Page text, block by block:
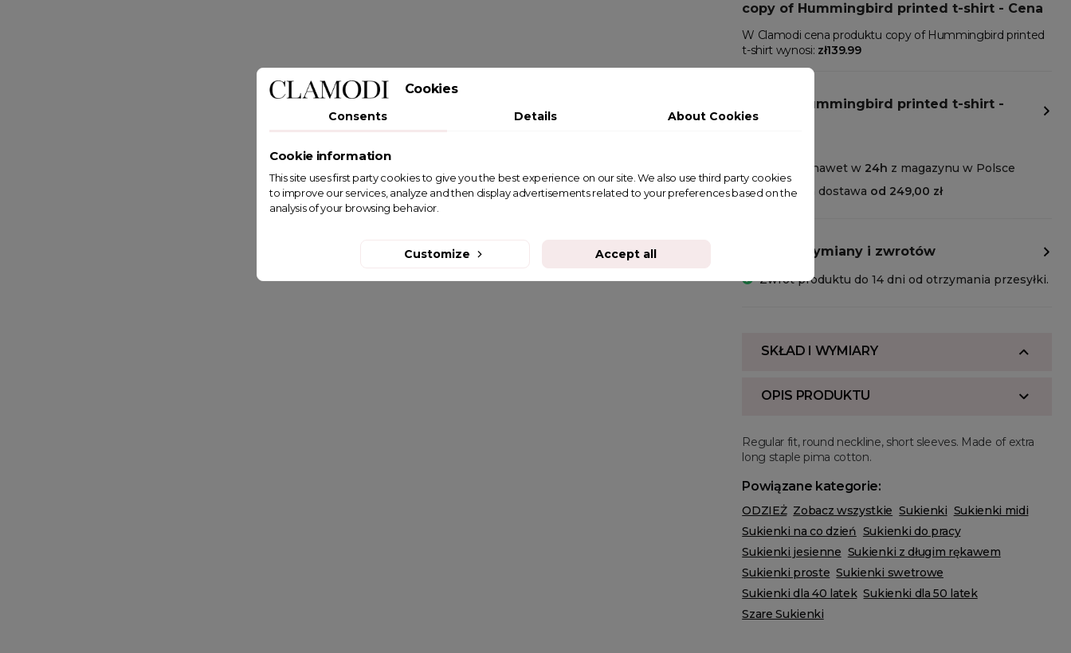
copy of Hummingbird printed t-shirt - Cena
W Clamodi cena produktu copy of Hummingbird printed
t-shirt wynosi: zł139.99
copy of Hummingbird printed t-shirt -
Dostawa
Wysyłka nawet w 24h z magazynu w Polsce
Darmowa dostawa od 249,00 zł
Polityka wymiany i zwrotów
Zwrot produktu do 14 dni od otrzymania przesyłki.
SKŁAD I WYMIARY
OPIS PRODUKTU
Regular fit, round neckline, short sleeves. Made of extra
long staple pima cotton.
Powiązane kategorie:
ODZIEŻ Zobacz wszystkie Sukienki Sukienki midi
Sukienki na co dzień Sukienki do pracy
Sukienki jesienne Sukienki z długim rękawem
Sukienki proste Sukienki swetrowe
Sukienki dla 40 latek Sukienki dla 50 latek
Szare Sukienki
Cookies
Consents Details About Cookies
Cookie information
This site uses first party cookies to give you the best experience on our site. We also use third party cookies
to improve our services, analyze and then display advertisements related to your preferences based on the
analysis of your browsing behavior.
Customize Accept all